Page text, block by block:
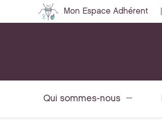
Mon Espace Adhérent
Qui sommes-nous